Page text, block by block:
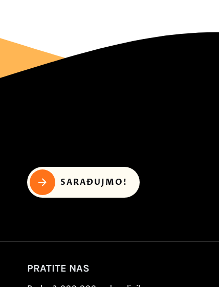
SARAĐUJMO!
PRATITE NAS